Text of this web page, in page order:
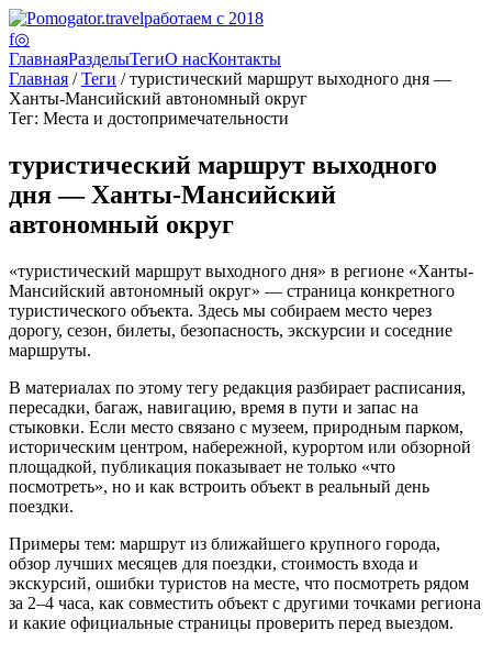
работаем с 2018
f◎
ГлавнаяРазделыТегиО насКонтакты
Главная /Теги / туристический маршрут выходного дня —
Ханты-Мансийский автономный округ
Тег: Места и достопримечательности
туристический маршрут выходного
дня — Ханты-Мансийский
автономный округ
«туристический маршрут выходного дня» в регионе «Ханты-
Мансийский автономный округ» — страница конкретного
туристического объекта. Здесь мы собираем место через
дорогу, сезон, билеты, безопасность, экскурсии и соседние
маршруты.
В материалах по этому тегу редакция разбирает расписания,
пересадки, багаж, навигацию, время в пути и запас на
стыковки. Если место связано с музеем, природным парком,
историческим центром, набережной, курортом или обзорной
площадкой, публикация показывает не только «что
посмотреть», но и как встроить объект в реальный день
поездки.
Примеры тем: маршрут из ближайшего крупного города,
обзор лучших месяцев для поездки, стоимость входа и
экскурсий, ошибки туристов на месте, что посмотреть рядом
за 2–4 часа, как совместить объект с другими точками региона
и какие официальные страницы проверить перед выездом.